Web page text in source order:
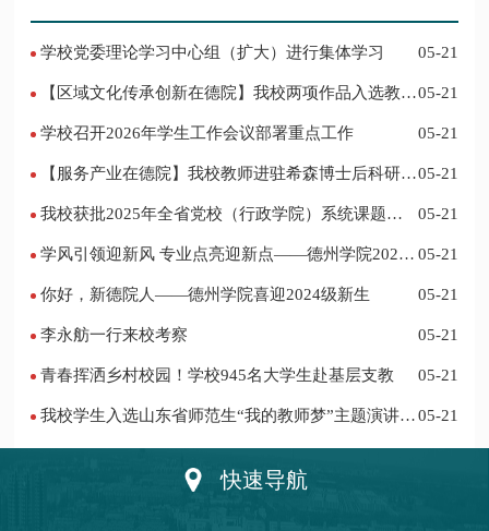
学校党委理论学习中心组（扩大）进行集体学习 05-21
05-21
学校召开2026年学生工作会议部署重点工作 05-21
05-21
我校获批2025年全省党校（行政学院）系统课题立
05-21
学风引领迎新风 专业点亮迎新点——德州学院2024
05-21
你好，新德院人——德州学院喜迎2024级新生 05-21
李永舫一行来校考察 05-21
青春挥洒乡村校园！学校945名大学生赴基层支教 05-21
我校学生入选山东省师范生“我的教师梦”主题演讲活
05-21
快速导航